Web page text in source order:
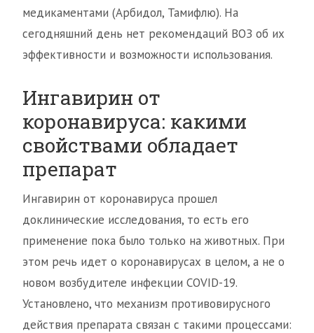
медикаментами (Арбидол, Тамифлю). На
сегодняшний день нет рекомендаций ВОЗ об их
эффективности и возможности использования.
Ингавирин от
коронавируса: какими
свойствами обладает
препарат
Ингавирин от коронавируса прошел
доклинические исследования, то есть его
применение пока было только на животных. При
этом речь идет о коронавирусах в целом, а не о
новом возбудителе инфекции COVID-19.
Установлено, что механизм противовирусного
действия препарата связан с такими процессами: